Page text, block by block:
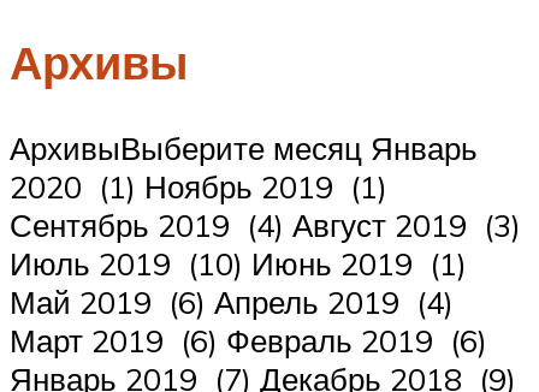
Архивы
АрхивыВыберите месяц Январь
2020 (1) Ноябрь 2019 (1)
Сентябрь 2019 (4) Август 2019 (3)
Июль 2019 (10) Июнь 2019 (1)
Май 2019 (6) Апрель 2019 (4)
Март 2019 (6) Февраль 2019 (6)
Январь 2019 (7) Декабрь 2018 (9)